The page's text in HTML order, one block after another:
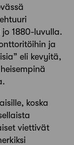
1880-luvulla.
ja
eli kevyitä,
koska
viettivät